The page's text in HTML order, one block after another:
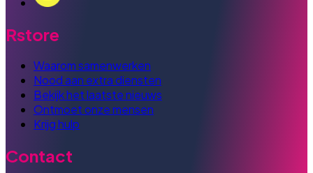
Rstore
Waarom samenwerken
Nood aan extra diensten
Bekijk het laatste nieuws
Ontmoet onze mensen
Krijg hulp
Contact